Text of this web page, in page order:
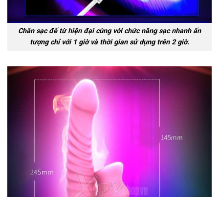
Chân sạc đế từ hiện đại cùng với chức năng sạc nhanh ấn
tượng chỉ với 1 giờ và thời gian sử dụng trên 2 giờ.